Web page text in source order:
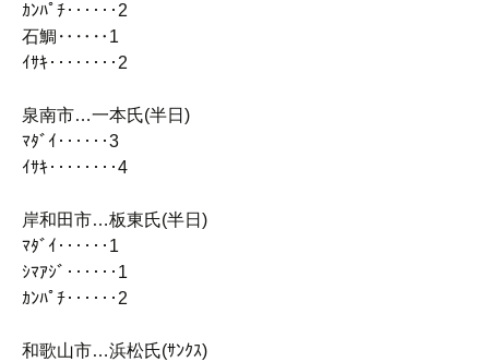
ｶﾝﾊﾟﾁ‥‥‥2
石鯛‥‥‥1
ｲｻｷ‥‥‥‥2
泉南市…一本氏(半日)
ﾏﾀﾞｲ‥‥‥3
ｲｻｷ‥‥‥‥4
岸和田市…板東氏(半日)
ﾏﾀﾞｲ‥‥‥1
ｼﾏｱｼﾞ‥‥‥1
ｶﾝﾊﾟﾁ‥‥‥2
和歌山市…浜松氏(ｻﾝｸｽ)